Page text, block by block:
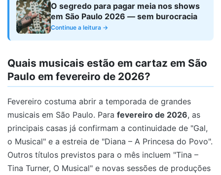
O segredo para pagar meia nos shows
em São Paulo 2026 — sem burocracia
Continue a leitura →
Quais musicais estão em cartaz em São
Paulo em fevereiro de 2026?
Fevereiro costuma abrir a temporada de grandes
musicais em São Paulo. Para fevereiro de 2026, as
principais casas já confirmam a continuidade de "Gal,
o Musical" e a estreia de "Diana – A Princesa do Povo".
Outros títulos previstos para o mês incluem "Tina –
Tina Turner, O Musical" e novas sessões de produções